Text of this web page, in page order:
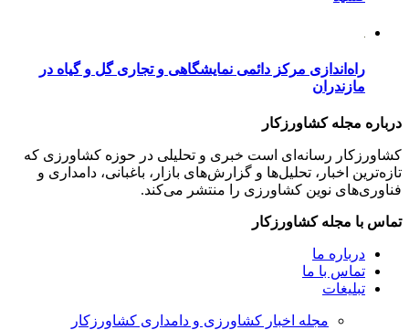
راه‌اندازی مرکز دائمی نمایشگاهی و تجاری گل و گیاه در
مازندران
درباره مجله کشاورزکار
کشاورزکار رسانه‌ای است خبری و تحلیلی در حوزه کشاورزی که
تازه‌ترین اخبار، تحلیل‌ها و گزارش‌های بازار، باغبانی، دامداری و
فناوری‌های نوین کشاورزی را منتشر می‌کند.
تماس با مجله کشاورزکار
درباره ما
تماس با ما
تبلیغات
مجله اخبار کشاورزی و دامداری کشاورزکار